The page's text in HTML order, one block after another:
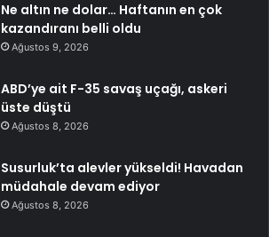
Ne altın ne dolar… Haftanın en çok
kazandıranı belli oldu
Ağustos 9, 2026
ABD’ye ait F-35 savaş uçağı, askeri
üste düştü
Ağustos 8, 2026
Susurluk’ta alevler yükseldi! Havadan
müdahale devam ediyor
Ağustos 8, 2026